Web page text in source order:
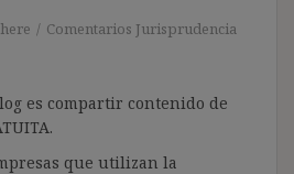
Comentarios Jurisprudencia
es compartir contenido de
que utilizan la